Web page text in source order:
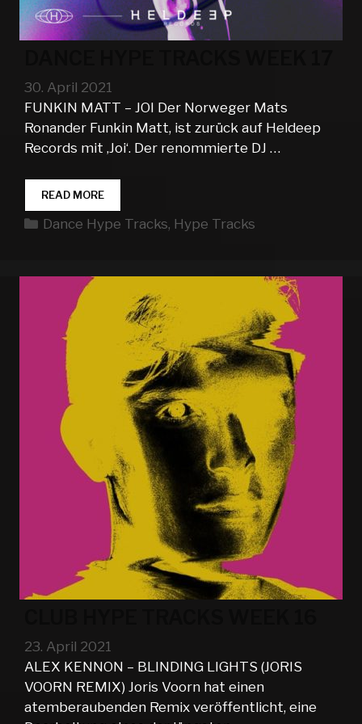
30. April 2021
FUNKIN MATT – JOI Der Norweger Mats
Ronander Funkin Matt, ist zurück auf Heldeep
Records mit ‚Joi‘. Der renommierte DJ …
READ MOREDANCE
HYPE
TRACKS
Kategorien
Dance Hype Tracks, Hype Tracks
23. April 2021
ALEX KENNON – BLINDING LIGHTS (JORIS
VOORN REMIX) Joris Voorn hat einen
atemberaubenden Remix veröffentlicht, eine